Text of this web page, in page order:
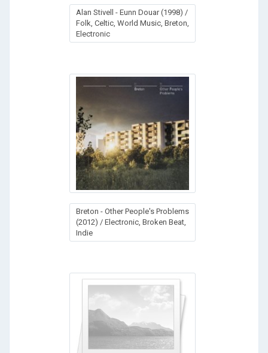
Alan Stivell - Eunn Douar (1998) /
Folk, Celtic, World Music, Breton,
Electronic
Breton - Other People's Problems
(2012) / Electronic, Broken Beat,
Indie